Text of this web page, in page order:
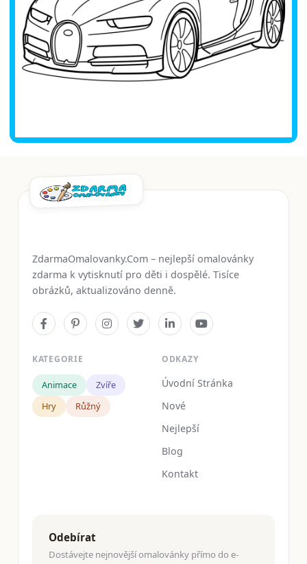
ZdarmaOmalovanky.Com – nejlepší omalovánky
zdarma k vytisknutí pro děti i dospělé. Tisíce
obrázků, aktualizováno denně.
KATEGORIE
Animace
Zvíře
Hry
Růžný
ODKAZY
Úvodní Stránka
Nové
Nejlepší
Blog
Kontakt
Odebírat
Dostávejte nejnovější omalovánky přímo do e-